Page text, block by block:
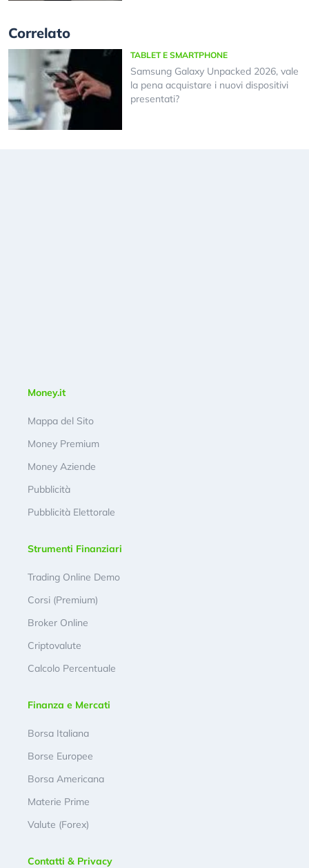
Correlato
TABLET E SMARTPHONE
Samsung Galaxy Unpacked 2026, vale
la pena acquistare i nuovi dispositivi
presentati?
Money.it
Mappa del Sito
Money Premium
Money Aziende
Pubblicità
Pubblicità Elettorale
Strumenti Finanziari
Trading Online Demo
Corsi (Premium)
Broker Online
Criptovalute
Calcolo Percentuale
Finanza e Mercati
Borsa Italiana
Borse Europee
Borsa Americana
Materie Prime
Valute (Forex)
Contatti & Privacy